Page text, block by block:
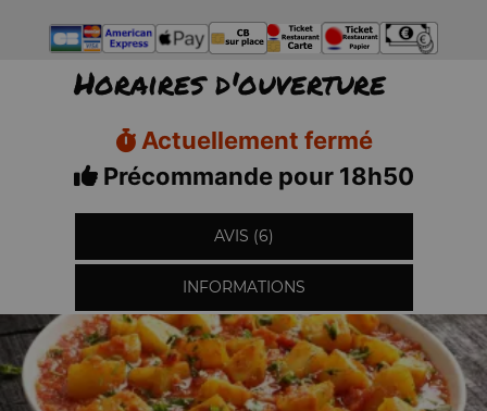
Horaires d'ouverture
Actuellement fermé
Précommande pour 18h50
AVIS (6)
INFORMATIONS